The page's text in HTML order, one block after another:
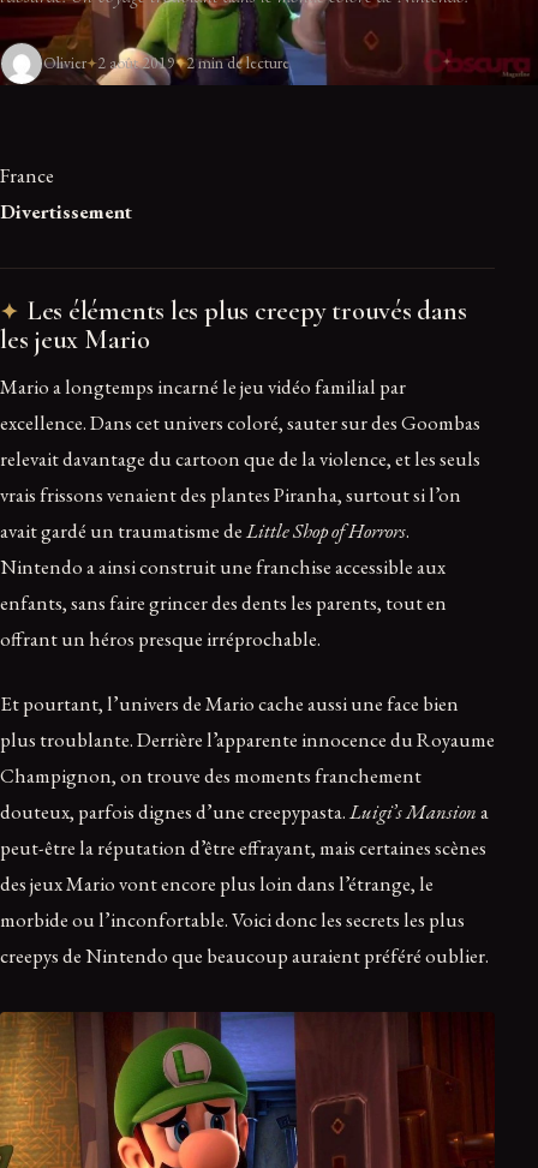
Olivier 2 août 2019 2 min de lecture
France
Divertissement
Les éléments les plus creepy trouvés dans
les jeux Mario
Mario a longtemps incarné le jeu vidéo familial par
excellence. Dans cet univers coloré, sauter sur des Goombas
relevait davantage du cartoon que de la violence, et les seuls
vrais frissons venaient des plantes Piranha, surtout si l’on
avait gardé un traumatisme deLittle Shop of Horrors.
Nintendo a ainsi construit une franchise accessible aux
enfants, sans faire grincer des dents les parents, tout en
offrant un héros presque irréprochable.
Et pourtant, l’univers de Mario cache aussi une face bien
plus troublante. Derrière l’apparente innocence du Royaume
Champignon, on trouve des moments franchement
douteux, parfois dignes d’une creepypasta.Luigi’s Mansiona
peut-être la réputation d’être effrayant, mais certaines scènes
des jeux Mario vont encore plus loin dans l’étrange, le
morbide ou l’inconfortable. Voici donc les secrets les plus
creepys de Nintendo que beaucoup auraient préféré oublier.